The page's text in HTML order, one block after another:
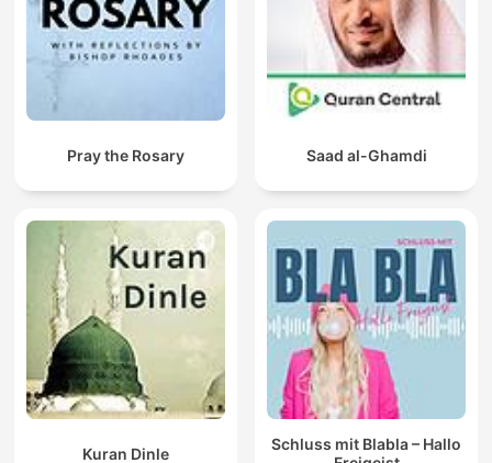
Pray the Rosary Saad al-Ghamdi
Kuran Dinle
Schluss mit Blabla – Hallo